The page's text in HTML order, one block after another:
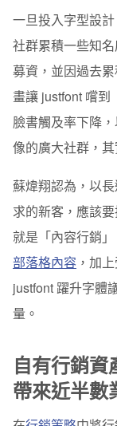
一旦投入字型設
社群累積一些知
募資，並因過去
畫讓 justfont 嚐到
臉書觸及率下降
像的廣大社群，
蘇煒翔認為，以
求的新客，應該
就是「內容行銷
部落格內容 ，加
justfont 躍升字體
量。
自有行銷
帶來近半數